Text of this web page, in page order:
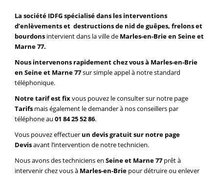
La société IDFG spécialisé dans les interventions
d’enlèvements et destructions de nid de guêpes, frelons et
bourdons intervient dans la ville de Marles-en-Brie en Seine et
Marne 77.
Nous intervenons rapidement chez vous à Marles-en-Brie
en Seine et Marne 77sur simple appel à notre standard
téléphonique.
Notre tarif est fixvous pouvez le consulter sur notre page
Tarifs mais également le demander à nos conseillers par
téléphone au 01 84 25 52 86.
Vous pouvez effectuer un devis gratuit sur notre page
Devisavant l’intervention de notre technicien.
Nous avons des techniciens en Seine et Marne 77 prêt à
intervenir chez vous à Marles-en-Brie pour détruire ou enlever